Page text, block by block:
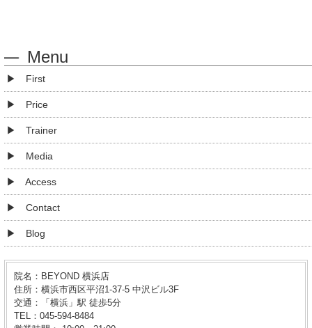
院名：BEYOND 横浜店
住所：横浜市西区平沼1-37-5 中沢ビル3F
交通：「横浜」駅 徒歩5分
TEL：045-594-8484
Menu
First
Price
Trainer
Media
Access
Contact
Blog